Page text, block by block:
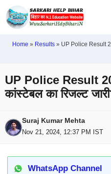
Home » Results » UP Police Result
UP Police Result
कांस्टेबल का रिजल्ट
Suraj Kumar Mehta
Nov 21, 2024, 12:37 PM IST
WhatsApp Channel